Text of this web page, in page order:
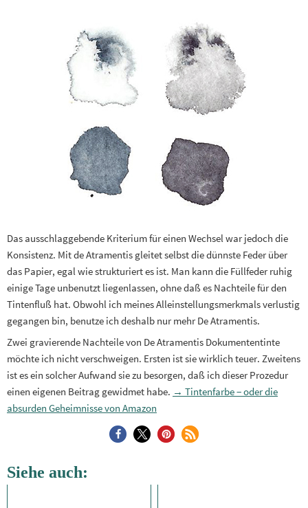
Das ausschlaggebende Kriterium für einen Wechsel war jedoch die
Konsistenz. Mit de Atramentis gleitet selbst die dünnste Feder über
das Papier, egal wie strukturiert es ist. Man kann die Füllfeder ruhig
einige Tage unbenutzt liegenlassen, ohne daß es Nachteile für den
Tintenfluß hat. Obwohl ich meines Alleinstellungsmerkmals verlustig
gegangen bin, benutze ich deshalb nur mehr De Atramentis.
Zwei gravierende Nachteile von De Atramentis Dokumententinte
möchte ich nicht verschweigen. Ersten ist sie wirklich teuer. Zweitens
ist es ein solcher Aufwand sie zu besorgen, daß ich dieser Prozedur
einen eigenen Beitrag gewidmet habe. → Tintenfarbe − oder die
absurden Geheimnisse von Amazon
Siehe auch: